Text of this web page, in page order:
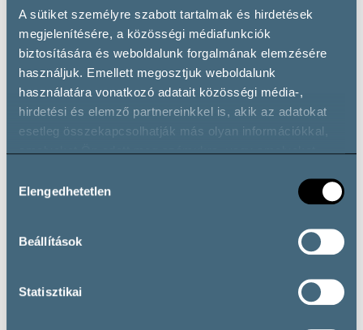
A sütiket személyre szabott tartalmak és hirdetések
megjelenítésére, a közösségi médiafunkciók
biztosítására és weboldalunk forgalmának elemzésére
használjuk. Emellett megosztjuk weboldalunk
használatára vonatkozó adatait közösségi média-,
hirdetési és elemző partnereinkkel is, akik az adatokat
esetleg összekapcsolhatják más olyan információkkal,
amelyeket Ön adott meg számukra, vagy amelyeket
során.
kiválasztása
Elengedhetetlen
Beállítások
Statisztikai
Wine types
Fehérbor
Chardonnay Szürkebarát Zenit
Vörösbor
Opening hours